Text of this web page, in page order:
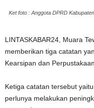
Ket foto : Anggota DPRD
LINTASKABAR24, Muara
memberikan tiga catatan
Kearsipan dan
Ketiga catatan tersebut
perlunya melakukan